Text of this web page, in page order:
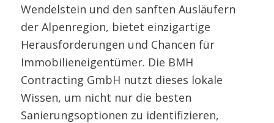
Wendelstein und den sanften Ausläufern
der Alpenregion, bietet einzigartige
Herausforderungen und Chancen für
Immobilieneigentümer. Die BMH
Contracting GmbH nutzt dieses lokale
Wissen, um nicht nur die besten
Sanierungsoptionen zu identifizieren,